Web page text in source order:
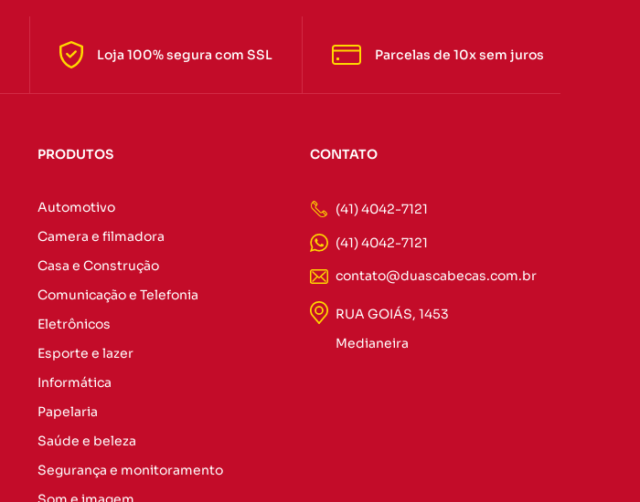
Loja 100% segura com SSL Parcelas de 10x sem juros
PRODUTOS
Automotivo
Camera e filmadora
Casa e Construção
Comunicação e Telefonia
Eletrônicos
Esporte e lazer
Informática
Papelaria
Saúde e beleza
Segurança e monitoramento
CONTATO
(41) 4042-7121
(41) 4042-7121
contato@duascabecas.com.br
RUA GOIÁS, 1453
Medianeira